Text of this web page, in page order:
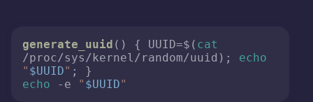
generate_uuid () { UUID=$( cat
/proc/sys/kernel/random/uuid); echo
" $UUID"
echo -e " $UUID"